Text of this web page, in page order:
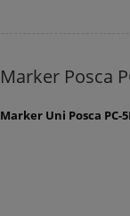
Marker Posca
Marker Uni Posca PC-